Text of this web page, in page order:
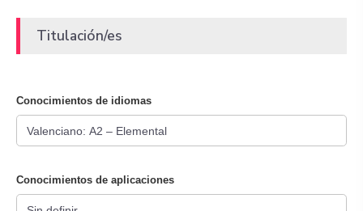
Titulación/es
Conocimientos de idiomas
Conocimientos de aplicaciones